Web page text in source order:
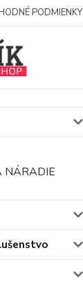
PODMIENKY
NÁRADIE